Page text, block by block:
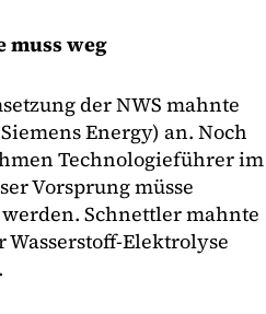
muss weg
der NWS mahnte
Energy) an. Noch
Technologieführer im
Vorsprung müsse
Schnettler mahnte
Elektrolyse